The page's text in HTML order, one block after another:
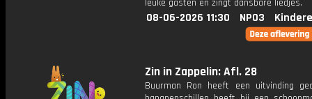
leuke gasten en zingt dansbare liedjes.
08-06-2026 11:30 NPO3
Zin in Zappelin: Afl. 28
Buurman Ron heeft een uitvinding